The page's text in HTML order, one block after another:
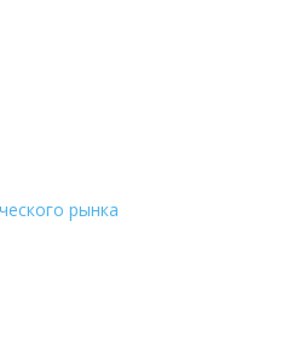
рынка